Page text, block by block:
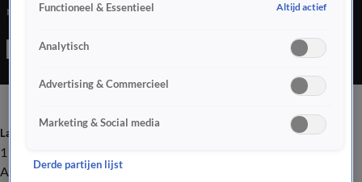
moeten bijdragen dat de rust terugkeert in plaatsen zoals
komst van asielzoekers. In Loosdrecht werd dinsdagavond
Laatste nieuws
112
Advies & Tips
Functioneel & Essentieel Altijd actief
Analytisch
Advertising & Commercieel
Marketing & Social media
Derde partijen lijst